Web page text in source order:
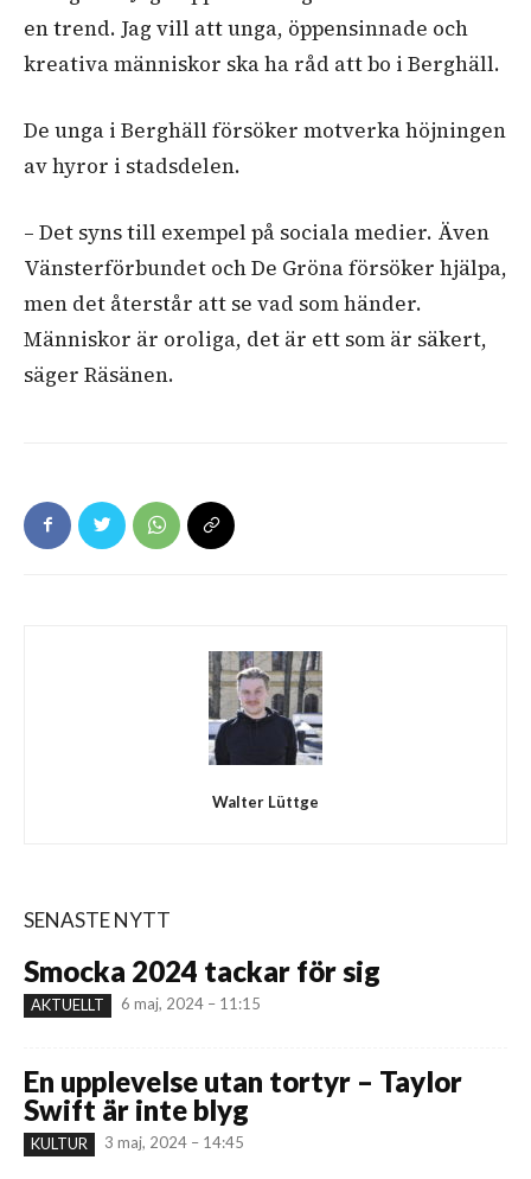
en trend. Jag vill att unga, öppensinnade och
kreativa människor ska ha råd att bo i Berghäll.
De unga i Berghäll försöker motverka höjningen
av hyror i stadsdelen.
– Det syns till exempel på sociala medier. Även
Vänsterförbundet och De Gröna försöker hjälpa,
men det återstår att se vad som händer.
Människor är oroliga, det är ett som är säkert,
säger Räsänen.
Walter Lüttge
SENASTE NYTT
Smocka 2024 tackar för sig
AKTUELLT 6 maj, 2024 – 11:15
En upplevelse utan tortyr – Taylor
Swift är inte blyg
KULTUR 3 maj, 2024 – 14:45